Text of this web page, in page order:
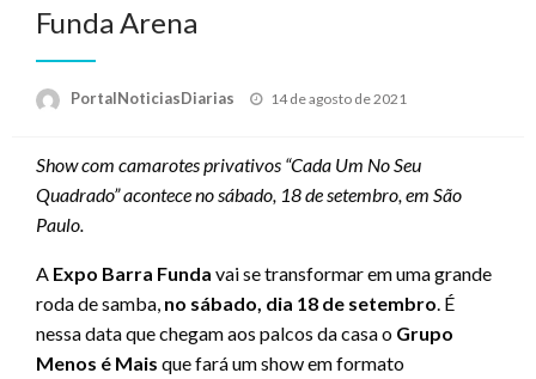
Funda Arena
PortalNoticiasDiarias
Posted
14 de agosto de 2021
Show com camarotes privativos “Cada Um No Seu
Quadrado” acontece no sábado, 18 de setembro, em São
Paulo.
A Expo Barra Funda vai se transformar em uma grande
roda de samba, no sábado, dia 18 de setembro . É
nessa data que chegam aos palcos da casa o Grupo
Menos é Mais que fará um show em formato